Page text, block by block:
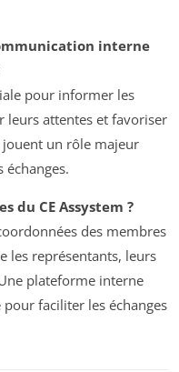
interne
pour informer les
leurs attentes et favoriser
un rôle majeur
du CE Assystem ?
des membres
les représentants, leurs
plateforme interne
faciliter les échanges